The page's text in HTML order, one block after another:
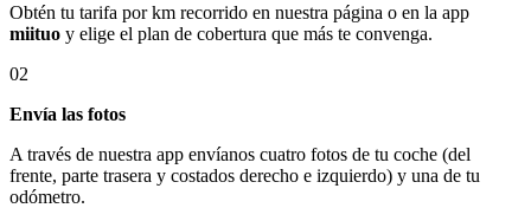
Obtén tu tarifa por km recorrido en nuestra página o en la app
miituo y elige el plan de cobertura que más te convenga.
02
Envía las fotos
A través de nuestra app envíanos cuatro fotos de tu coche (del
frente, parte trasera y costados derecho e izquierdo) y una de tu
odómetro.